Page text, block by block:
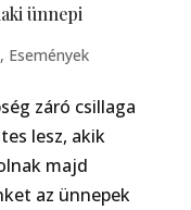
ünnepi
, Események
záró csillaga
lesz, akik
majd
az ünnepek